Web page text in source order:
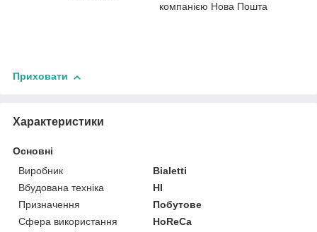
компанією Нова Пошта
Приховати
Характеристики
Основні
Виробник
Bialetti
Вбудована техніка
НІ
Призначення
Побутове
Сфера використання
HoReCa